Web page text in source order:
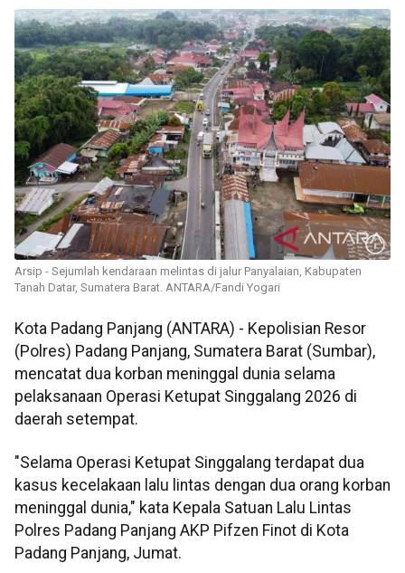
Arsip - Sejumlah kendaraan melintas di jalur Panyalaian, Kabupaten
Tanah Datar, Sumatera Barat. ANTARA/Fandi Yogari
Kota Padang Panjang (ANTARA) - Kepolisian Resor
(Polres) Padang Panjang, Sumatera Barat (Sumbar),
mencatat dua korban meninggal dunia selama
pelaksanaan Operasi Ketupat Singgalang 2026 di
daerah setempat.
"Selama Operasi Ketupat Singgalang terdapat dua
kasus kecelakaan lalu lintas dengan dua orang korban
meninggal dunia," kata Kepala Satuan Lalu Lintas
Polres Padang Panjang AKP Pifzen Finot di Kota
Padang Panjang, Jumat.